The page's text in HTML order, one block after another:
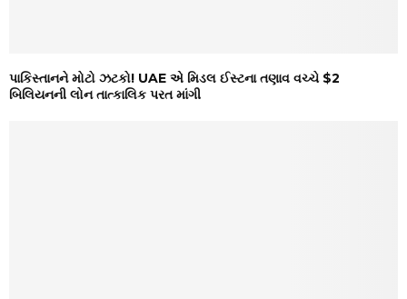
પાકિસ્તાનને મોટો ઝટકો! UAE એ મિડલ ઈસ્ટના તણાવ વચ્ચે $2
બિલિયનની લોન તાત્કાલિક પરત માંગી